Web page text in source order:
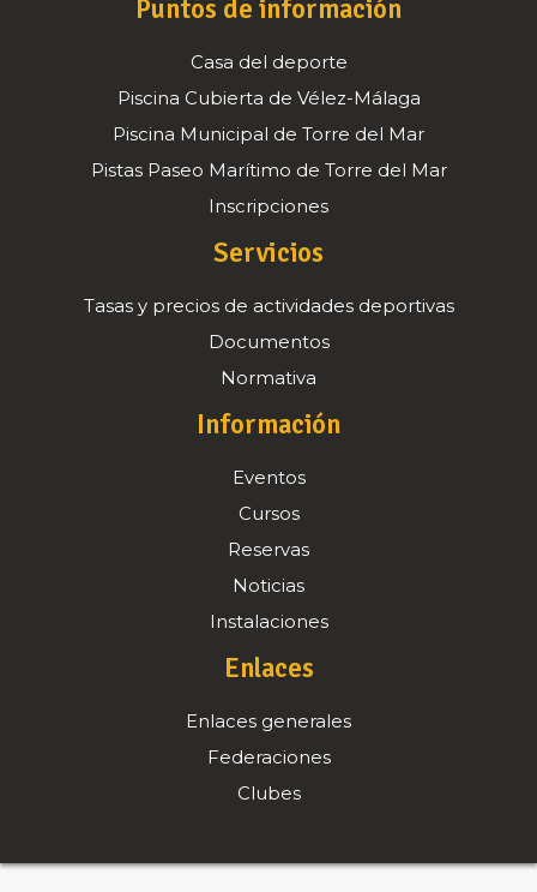
Puntos de información
Casa del deporte
Piscina Cubierta de Vélez-Málaga
Piscina Municipal de Torre del Mar
Pistas Paseo Marítimo de Torre del Mar
Inscripciones
Servicios
Tasas y precios de actividades deportivas
Documentos
Normativa
Información
Eventos
Cursos
Reservas
Noticias
Instalaciones
Enlaces
Enlaces generales
Federaciones
Clubes